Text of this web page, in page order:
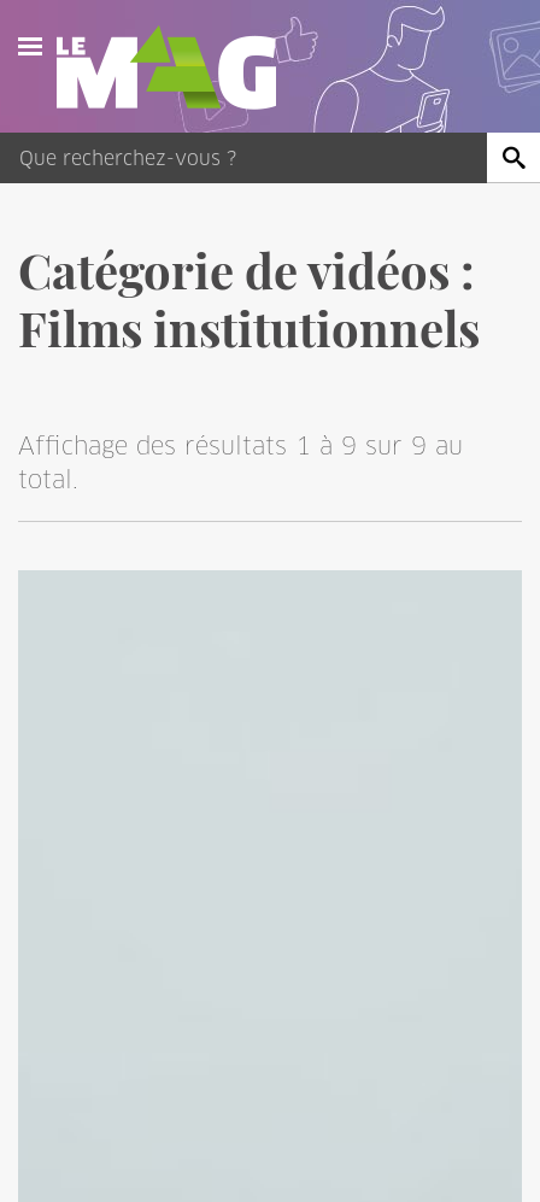
Actualités
Agenda
Publications
Vidéos
Contact
Catégorie de vidéos :
Films institutionnels
Affichage des résultats 1 à 9 sur 9 au
total.